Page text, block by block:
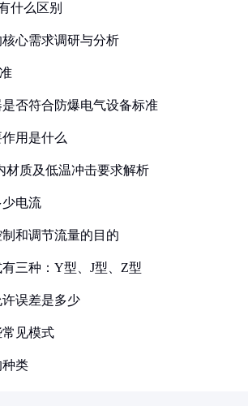
什么区别
心需求调研与分析
否符合防爆电气设备标准
用是什么
材质及低温冲击要求解析
电流
和调节流量的目的
三种：Y型、J型、Z型
误差是多少
见模式
类